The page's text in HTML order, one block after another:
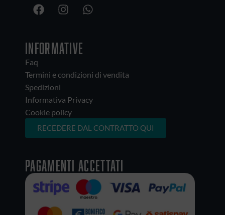
INFORMATIVE
Faq
Termini e condizioni di vendita
Spedizioni
Informativa Privacy
Cookie policy
RECEDERE DAL CONTRATTO QUI
Pagamenti accettati